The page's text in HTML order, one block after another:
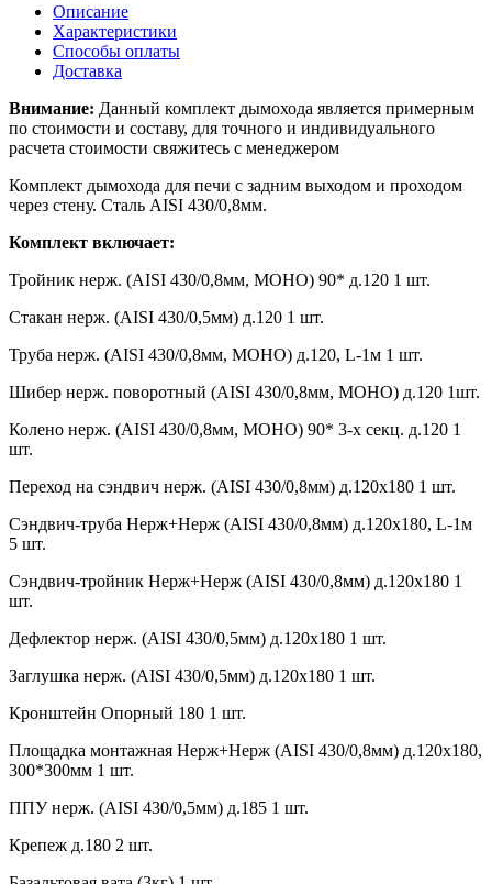
Описание
Характеристики
Способы оплаты
Доставка
Внимание: Данный комплект дымохода является примерным
по стоимости и составу, для точного и индивидуального
расчета стоимости свяжитесь с менеджером
Комплект дымохода для печи с задним выходом и проходом
через стену. Сталь AISI 430/0,8мм.
Комплект включает:
Тройник нерж. (AISI 430/0,8мм, МОНО) 90* д.120 1 шт.
Стакан нерж. (AISI 430/0,5мм) д.120 1 шт.
Труба нерж. (AISI 430/0,8мм, МОНО) д.120, L-1м 1 шт.
Шибер нерж. поворотный (AISI 430/0,8мм, МОНО) д.120 1шт.
Колено нерж. (AISI 430/0,8мм, МОНО) 90* 3-х секц. д.120 1
шт.
Переход на сэндвич нерж. (AISI 430/0,8мм) д.120х180 1 шт.
Сэндвич-труба Нерж+Нерж (AISI 430/0,8мм) д.120х180, L-1м
5 шт.
Сэндвич-тройник Нерж+Нерж (AISI 430/0,8мм) д.120х180 1
шт.
Дефлектор нерж. (AISI 430/0,5мм) д.120х180 1 шт.
Заглушка нерж. (AISI 430/0,5мм) д.120х180 1 шт.
Кронштейн Опорный 180 1 шт.
Площадка монтажная Нерж+Нерж (AISI 430/0,8мм) д.120х180,
300*300мм 1 шт.
ППУ нерж. (AISI 430/0,5мм) д.185 1 шт.
Крепеж д.180 2 шт.